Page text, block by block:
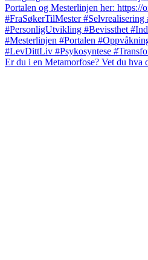
Er du i en Metamorfose? Vet du hva